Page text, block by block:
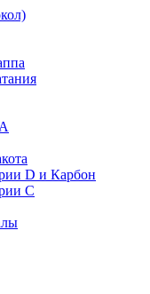
D и Карбон
С